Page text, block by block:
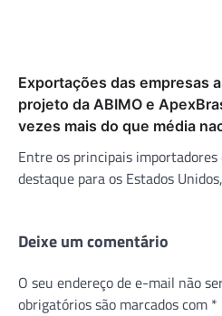
Exportações das empresas
projeto da ABIMO e
vezes mais do que média
Entre os principais
destaque para os Estados
Deixe um comentário
O seu endereço de e-mail não
obrigatórios são marcados com *